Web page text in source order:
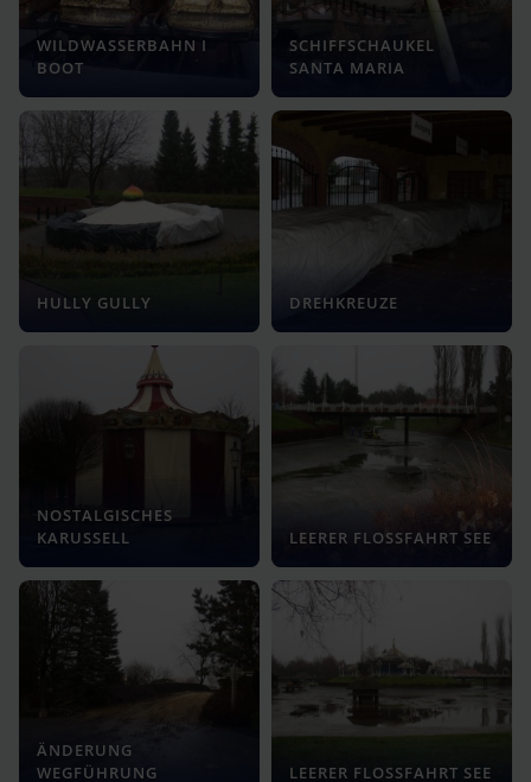
WILDWASSERBAHN I
BOOT
SCHIFFSCHAUKEL
SANTA MARIA
HULLY GULLY DREHKREUZE
NOSTALGISCHES
KARUSSELL
LEERER FLOSSFAHRT SEE
ÄNDERUNG
WEGFÜHRUNG
LEERER FLOSSFAHRT SEE